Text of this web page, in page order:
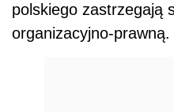
polskiego zastrzegają
organizacyjno-prawną.